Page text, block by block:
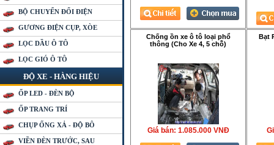
BỘ CHUYỂN ĐỔI ĐIỆN
GƯƠNG ĐIỆN CỤP, XÒE
LỌC DẦU Ô TÔ
LỌC GIÓ Ô TÔ
ĐỘ XE - HÀNG HIỆU
ỐP LED - ĐÈN BỘ
ỐP TRANG TRÍ
CHỤP ỐNG XẢ - ĐỘ BÔ
VIỀN ĐÈN TRƯỚC, SAU
Chống ồn xe ô tô loại phổ
thông (Cho Xe 4, 5 chỗ)
Giá bán: 1.085.000 VNÐ
Bạt